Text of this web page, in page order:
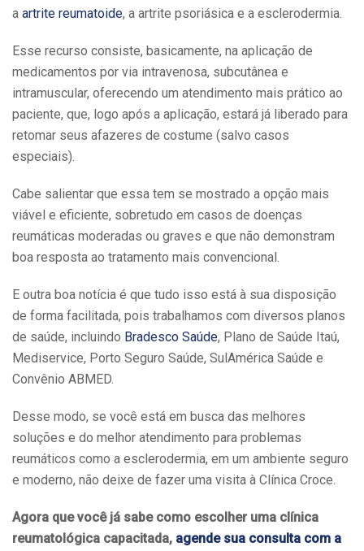
a artrite reumatoide, a artrite psoriásica e a esclerodermia.
Esse recurso consiste, basicamente, na aplicação de
medicamentos por via intravenosa, subcutânea e
intramuscular, oferecendo um atendimento mais prático ao
paciente, que, logo após a aplicação, estará já liberado para
retomar seus afazeres de costume (salvo casos
especiais).
Cabe salientar que essa tem se mostrado a opção mais
viável e eficiente, sobretudo em casos de doenças
reumáticas moderadas ou graves e que não demonstram
boa resposta ao tratamento mais convencional.
E outra boa notícia é que tudo isso está à sua disposição
de forma facilitada, pois trabalhamos com diversos planos
de saúde, incluindo Bradesco Saúde, Plano de Saúde Itaú,
Mediservice, Porto Seguro Saúde, SulAmérica Saúde e
Convênio ABMED.
Desse modo, se você está em busca das melhores
soluções e do melhor atendimento para problemas
reumáticos como a esclerodermia, em um ambiente seguro
e moderno, não deixe de fazer uma visita à Clínica Croce.
Agora que você já sabe como escolher uma clínica
reumatológica capacitada, agende sua consulta com a